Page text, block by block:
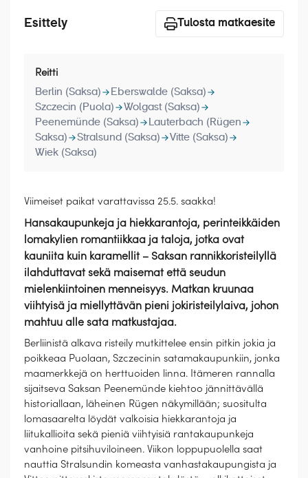
Esittely Tulosta matkaesite
Reitti
Berlin (Saksa)
Eberswalde (Saksa)
Szczecin (Puola)
Wolgast (Saksa)
Peenemünde (Saksa)
Lauterbach (Rügen
Saksa)
Stralsund (Saksa)
Vitte (Saksa)
Wiek (Saksa)
Viimeiset paikat varattavissa 25.5. saakka!
Hansakaupunkeja ja hiekkarantoja, perinteikkäiden
lomakylien romantiikkaa ja taloja, jotka ovat
kauniita kuin karamellit – Saksan rannikkoristeilyllä
ilahduttavat sekä maisemat että seudun
mielenkiintoinen menneisyys. Matkan kruunaa
viihtyisä ja miellyttävän pieni jokiristeilylaiva, johon
mahtuu alle sata matkustajaa.
Berliinistä alkava risteily mutkittelee ensin pitkin jokia ja
poikkeaa Puolaan, Szczecinin satamakaupunkiin, jonka
maamerkkejä on herttuoiden linna. Itämeren rannalla
sijaitseva Saksan Peenemünde kiehtoo jännittävällä
historiallaan, läheinen Rügen näkymillään; suositulta
lomasaarelta löydät valkoisia hiekkarantoja ja
liitukallioita sekä pieniä viihtyisiä rantakaupunkeja
vanhoine pitsihuviloineen. Viikon loppupuolella saat
nauttia Stralsundin komeasta vanhastakaupungista ja